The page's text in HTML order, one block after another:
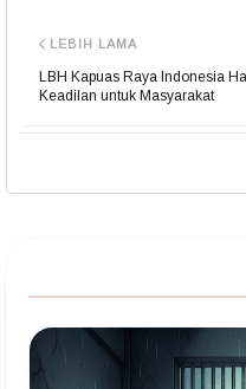
LEBIH LAMA
LBH Kapuas Raya Indonesia
Keadilan untuk Masyarakat